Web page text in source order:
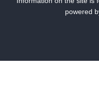
powered